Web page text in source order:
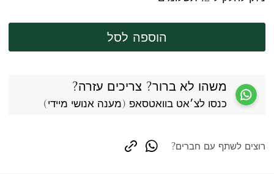
הוספה לסל
משהו לא ברור? צריכים עזרה?
כנסו לצ׳אט בוואטסאפ (מענה אנושי מיידי)
רוצים לשתף עם חברים?
whatsapp
copy link